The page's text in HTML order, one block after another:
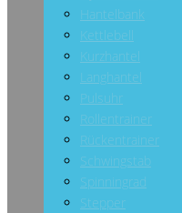
Hantelbank
Kettlebell
Kurzhantel
Langhantel
Pulsuhr
Rollentrainer
Rückentrainer
Schwingstab
Spinningrad
Stepper